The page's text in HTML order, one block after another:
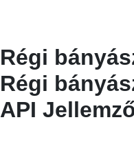
Régi
Régi
API